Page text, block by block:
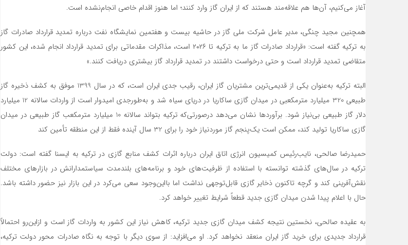
آغاز می‌کنیم، آن‌ها هم علاقه‌مند هستند که از ایران گاز وارد کنند؛ اما هنوز اقدام خاصی انجام‌نشده است.
همچنین مجید چنگی، مدیر عامل شرکت ملی گاز در حاشیه بیست و هفتمین نمایشگاه نفت درباره تمدید قرارداد صادرات گاز
به ترکیه گفته است: «قرارداد صادرات گاز ما به ترکیه تا ۲۰۲۶ است، مذاکرات مقدماتی برای تمدید قرارداد انجام شده، این کشور
متقاضی تمدید قرارداد است و حتی درخواست داشتند در تمدید قرارداد گاز بیشتری دریافت کنند.»
البته ترکیه به‌عنوان یکی از قدیمی‌ترین مشتریان گاز ایران، رقیب جدی ایران است، که در سال 1399 موفق به کشف ذخیره گاز
طبیعی 320 میلیارد مترمکعبی در میدان گازی ساکاریا در دریای سیاه شد و به‌طورجدی امیدوار است از واردات سالانه 12 میلیارد
دلار گاز طبیعی بی‌نیاز شود. برآوردها نشان می‌دهد درصورتی‌که ترکیه بتواند سالانه 10 میلیارد مترمکعب گاز طبیعی در میدان
گازی ساکاریا تولید کند، ممکن است یک‌پنجم گاز موردنیاز خود را برای 32 سال آینده فقط از این منطقه تأمین کند
حمیدرضا صالحی، نایب‌رئیس کمیسیون انرژی اتاق ایران درباره اثرات کشف منابع گازی در ترکیه به ایسنا گفته است: دولت
ترکیه در سال‌های گذشته توانسته با استفاده از ظرفیت‌های خود و برنامه‌های بلندمدت سیاستمدارانش در بازارهای مختلف
نقش‌آفرینی کند و گرچه تاکنون ذخایر گازی قابل‌توجهی نداشت اما بااین‌وجود سعی می‌کرد در این بازار نیز حضور داشته باشد.
حال با اعلام پیدا شدن میدان گازی جدید قطعاً شرایط تغییر خواهد کرد.
به عقیده صالحی، نخستین نتیجه کشف میدان گازی جدید ترکیه، کاهش نیاز این کشور به واردات گاز است و ازاین‌رو احتمالاً
قرارداد جدیدی برای خرید گاز ایران منعقد نخواهد کرد. او می‌افزاید: از سوی دیگر با توجه به نگاه صادرات محور دولت ترکیه،